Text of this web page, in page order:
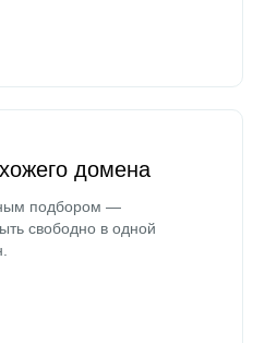
домена
подбором —
свободно в одной